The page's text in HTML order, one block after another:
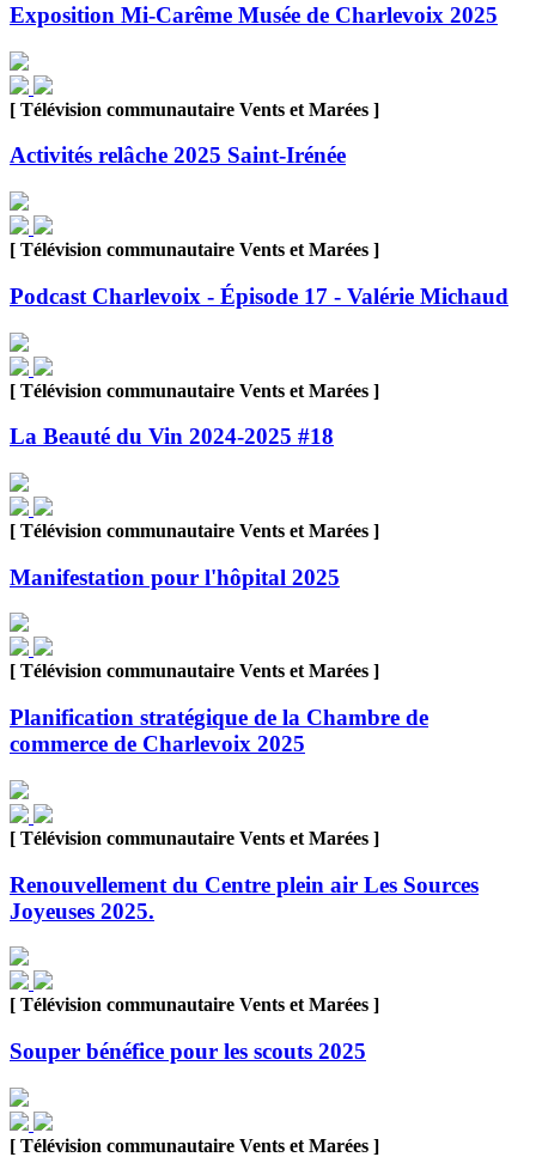
Exposition Mi-Carême Musée de Charlevoix 2025
[ Télévision communautaire Vents et Marées ]
Activités relâche 2025 Saint-Irénée
[ Télévision communautaire Vents et Marées ]
Podcast Charlevoix - Épisode 17 - Valérie Michaud
[ Télévision communautaire Vents et Marées ]
La Beauté du Vin 2024-2025 #18
[ Télévision communautaire Vents et Marées ]
Manifestation pour l'hôpital 2025
[ Télévision communautaire Vents et Marées ]
Planification stratégique de la Chambre de
commerce de Charlevoix 2025
[ Télévision communautaire Vents et Marées ]
Renouvellement du Centre plein air Les Sources
Joyeuses 2025.
[ Télévision communautaire Vents et Marées ]
Souper bénéfice pour les scouts 2025
[ Télévision communautaire Vents et Marées ]